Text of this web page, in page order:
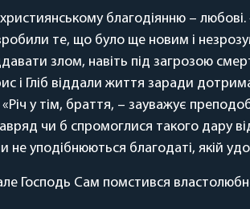
благодіянню –
те, що було ще новим і
злом, навіть під загрозою
і Гліб віддали життя заради
у тім, браття, – зауважує
чи б спромоглися такого дару
уподібнюються благодаті, якій
але Господь Сам помстився